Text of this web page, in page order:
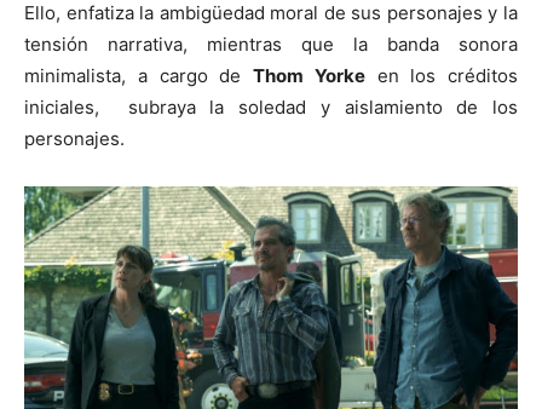
Ello, enfatiza la ambigüedad moral de sus personajes y la
tensión narrativa, mientras que la banda sonora
minimalista, a cargo de Thom Yorkeen los créditos
iniciales, subraya la soledad y aislamiento de los
personajes.